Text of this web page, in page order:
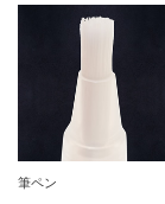
筆ペン